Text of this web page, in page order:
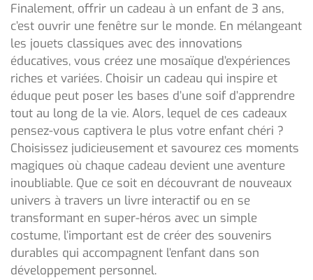
Finalement, offrir un cadeau à un enfant de 3 ans,
c’est ouvrir une fenêtre sur le monde. En mélangeant
les jouets classiques avec des innovations
éducatives, vous créez une mosaïque d’expériences
riches et variées. Choisir un cadeau qui inspire et
éduque peut poser les bases d’une soif d’apprendre
tout au long de la vie. Alors, lequel de ces cadeaux
pensez-vous captivera le plus votre enfant chéri ?
Choisissez judicieusement et savourez ces moments
magiques où chaque cadeau devient une aventure
inoubliable. Que ce soit en découvrant de nouveaux
univers à travers un livre interactif ou en se
transformant en super-héros avec un simple
costume, l’important est de créer des souvenirs
durables qui accompagnent l’enfant dans son
développement personnel.